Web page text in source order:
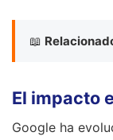
📖
El impacto
Google ha